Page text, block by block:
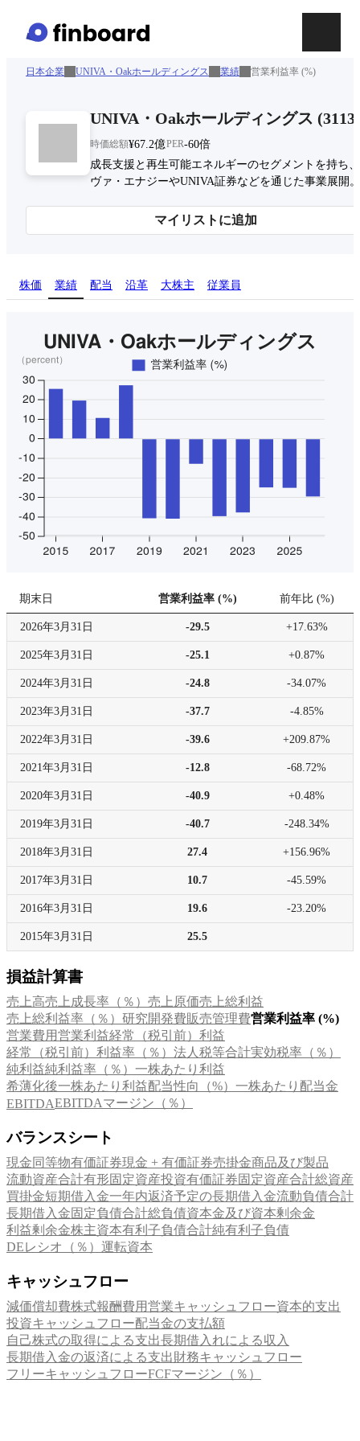
日本企業 UNIVA・Oakホールディングス 業績 営業利益率 (%)
UNIVA・Oakホールディングス (3113
時価総額¥67.2億PER-60倍
成長支援と再生可能エネルギーのセグメントを持ち
ヴァ・エナジーやUNIVA証券などを通じた事業展開。
マイリストに追加
株価 業績 配当 沿革 大株主 従業員
期末日 営業利益率 (%) 前年比 (%)
2026年3月31日 -29.5 +17.63%
2025年3月31日 -25.1 +0.87%
2024年3月31日 -24.8 -34.07%
2023年3月31日 -37.7 -4.85%
2022年3月31日 -39.6 +209.87%
2021年3月31日 -12.8 -68.72%
2020年3月31日 -40.9 +0.48%
2019年3月31日 -40.7 -248.34%
2018年3月31日 27.4 +156.96%
2017年3月31日 10.7 -45.59%
2016年3月31日 19.6 -23.20%
2015年3月31日 25.5
損益計算書
売上高売上成長率（％） 売上原価売上総利益
売上総利益率（％） 研究開発費販売管理費営業利益率 (%)
営業費用営業利益経常（税引前）利益
経常（税引前）利益率（％） 法人税等合計実効税率（％）
純利益純利益率（％） 一株あたり利益
希薄化後一株あたり利益配当性向（%） 一株あたり配当金
EBITDAEBITDAマージン（％）
バランスシート
現金同等物有価証券現金 + 有価証券売掛金商品及び製品
流動資産合計有形固定資産投資有価証券固定資産合計総資産
買掛金短期借入金一年内返済予定の長期借入金流動負債合計
長期借入金固定負債合計総負債資本金及び資本剰余金
利益剰余金株主資本有利子負債合計純有利子負債
DEレシオ（％） 運転資本
キャッシュフロー
減価償却費株式報酬費用営業キャッシュフロー資本的支出
投資キャッシュフロー配当金の支払額
自己株式の取得による支出長期借入れによる収入
長期借入金の返済による支出財務キャッシュフロー
フリーキャッシュフローFCFマージン（％）